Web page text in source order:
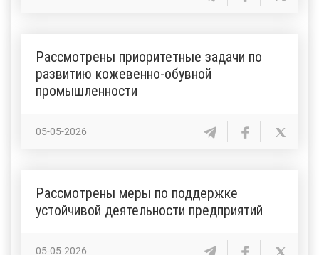
Рассмотрены приоритетные задачи по
развитию кожевенно-обувной
промышленности
05-05-2026
Рассмотрены меры по поддержке
устойчивой деятельности предприятий
05-05-2026